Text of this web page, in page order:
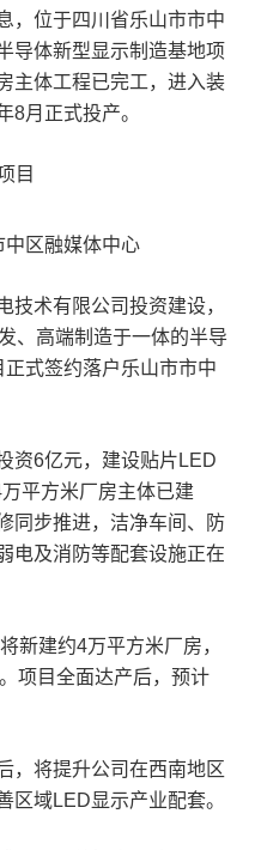
，位于四川省乐山市市中
导体新型显示制造基地项
主体工程已完工，进入装
8月正式投产。
中区融媒体中心
技术有限公司投资建设，
、高端制造于一体的半导
式签约落户乐山市市中
资6亿元，建设贴片LED
平方米厂房主体已建
同步推进，洁净车间、防
电及消防等配套设施正在
新建约4万平方米厂房，
项目全面达产后，预计
，将提升公司在西南地区
区域LED显示产业配套。